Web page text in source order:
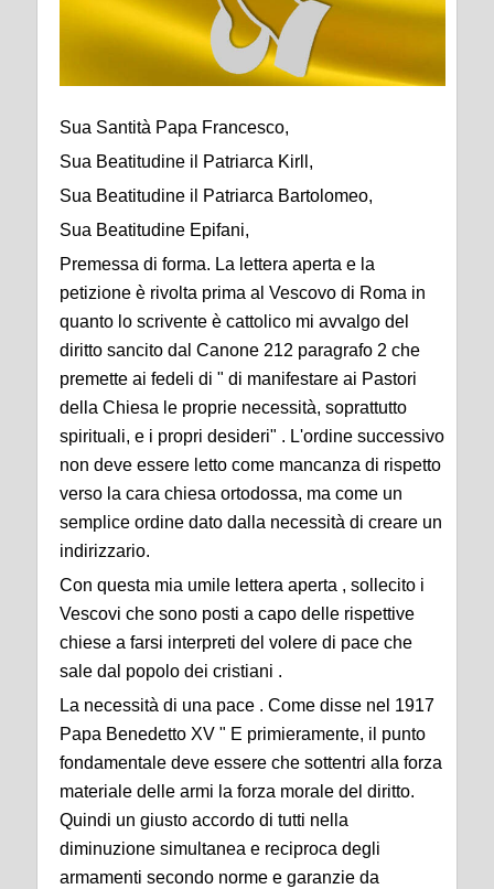
Sua Santità Papa Francesco,
Sua Beatitudine il Patriarca Kirll,
Sua Beatitudine il Patriarca Bartolomeo,
Sua Beatitudine Epifani,
Premessa di forma. La lettera aperta e la
petizione è rivolta prima al Vescovo di Roma in
quanto lo scrivente è cattolico mi avvalgo del
diritto sancito dal Canone 212 paragrafo 2 che
premette ai fedeli di " di manifestare ai Pastori
della Chiesa le proprie necessità, soprattutto
spirituali, e i propri desideri" . L'ordine successivo
non deve essere letto come mancanza di rispetto
verso la cara chiesa ortodossa, ma come un
semplice ordine dato dalla necessità di creare un
indirizzario.
Con questa mia umile lettera aperta , sollecito i
Vescovi che sono posti a capo delle rispettive
chiese a farsi interpreti del volere di pace che
sale dal popolo dei cristiani .
La necessità di una pace . Come disse nel 1917
Papa Benedetto XV " E primieramente, il punto
fondamentale deve essere che sottentri alla forza
materiale delle armi la forza morale del diritto.
Quindi un giusto accordo di tutti nella
diminuzione simultanea e reciproca degli
armamenti secondo norme e garanzie da